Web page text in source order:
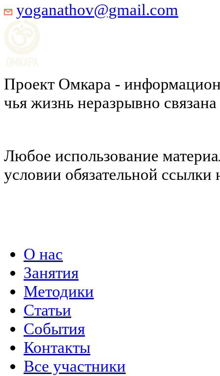
yoganathov@gmail.com
Проект Омкара -
чья жизнь неразрывно
Любое использование
условии обязательной ссылки
О нас
Занятия
Методики
Статьи
События
Контакты
Все участники